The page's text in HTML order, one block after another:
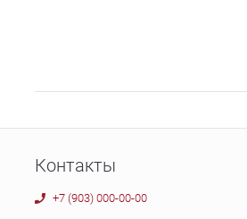
Контакты
+7 (903) 000-00-00